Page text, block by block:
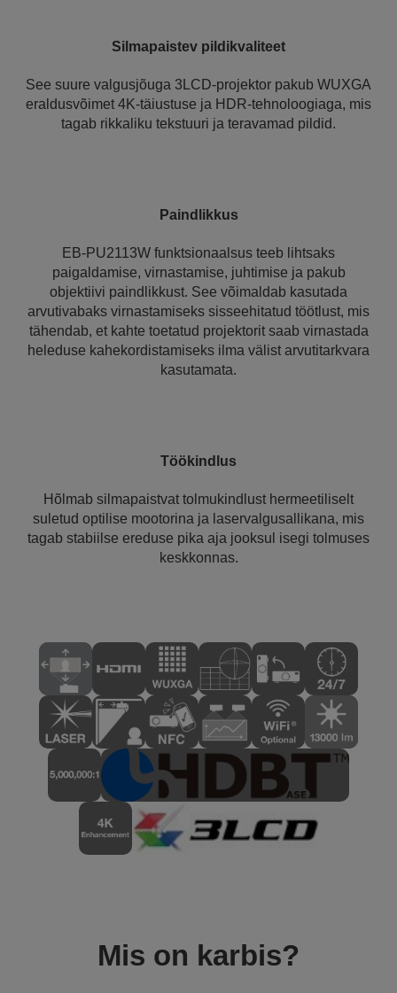
Silmapaistev pildikvaliteet
See suure valgusjõuga 3LCD-projektor pakub WUXGA
eraldusvõimet 4K-täiustuse ja HDR-tehnoloogiaga, mis
tagab rikkaliku tekstuuri ja teravamad pildid.
Paindlikkus
EB-PU2113W funktsionaalsus teeb lihtsaks
paigaldamise, virnastamise, juhtimise ja pakub
objektiivi paindlikkust. See võimaldab kasutada
arvutivabaks virnastamiseks sisseehitatud töötlust, mis
tähendab, et kahte toetatud projektorit saab virnastada
heleduse kahekordistamiseks ilma välist arvutitarkvara
kasutamata.
Töökindlus
Hõlmab silmapaistvat tolmukindlust hermeetiliselt
suletud optilise mootorina ja laservalgusallikana, mis
tagab stabiilse ereduse pika aja jooksul isegi tolmuses
keskkonnas.
Mis on karbis?